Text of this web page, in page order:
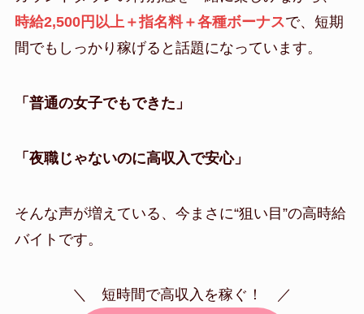
時給2,500円以上＋指名料＋各種ボーナスで、短期
間でもしっかり稼げると話題になっています。
「普通の女子でもできた」
「夜職じゃないのに高収入で安心」
そんな声が増えている、今まさに“狙い目”の高時給
バイトです。
＼ 短時間で高収入を稼ぐ！ ／